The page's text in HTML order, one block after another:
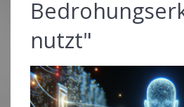
nutzt"